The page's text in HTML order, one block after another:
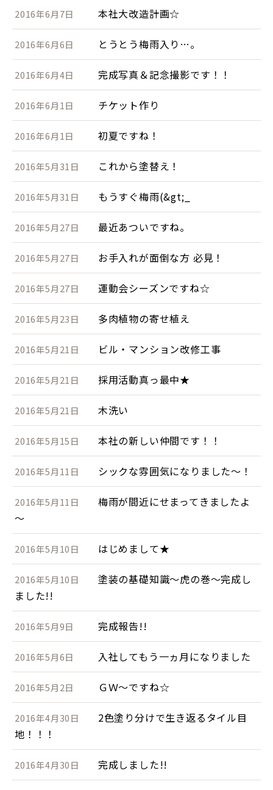
2016年6月7日 本社大改造計画☆
2016年6月6日 とうとう梅雨入り…。
2016年6月4日 完成写真＆記念撮影です！！
2016年6月1日 チケット作り
2016年6月1日 初夏ですね！
2016年5月31日 これから塗替え！
2016年5月31日 もうすぐ梅雨(&gt;_
2016年5月27日 最近あついですね。
2016年5月27日 お手入れが面倒な方 必見！
2016年5月27日 運動会シーズンですね☆
2016年5月23日 多肉植物の寄せ植え
2016年5月21日 ビル・マンション改修工事
2016年5月21日 採用活動真っ最中★
2016年5月21日 木洗い
2016年5月15日 本社の新しい仲間です！！
2016年5月11日 シックな雰囲気になりました～！
2016年5月11日
梅雨が間近にせまってきましたよ
～
2016年5月10日 はじめまして★
2016年5月10日
塗装の基礎知識～虎の巻～完成し
ました!!
2016年5月9日 完成報告!!
2016年5月6日 入社してもう一ヵ月になりました
2016年5月2日 ＧＷ～ですね☆
2016年4月30日
2色塗り分けで生き返るタイル目
地！！！
2016年4月30日 完成しました!!